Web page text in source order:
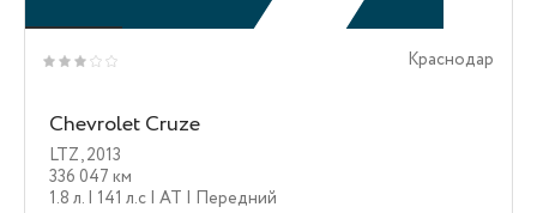
Краснодар
Chevrolet Cruze
LTZ,2013
336 047 км
1.8 л. | 141 л.c | AT | Передний